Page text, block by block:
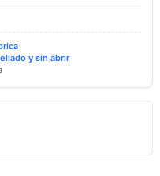
y sin abrir